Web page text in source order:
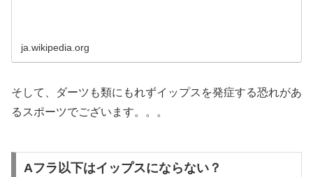
ja.wikipedia.org
そして、ダーツも類にもれずイップスを発症する恐れがあ
るスポーツでございます。。。
Aフラ以下はイップスにならない？